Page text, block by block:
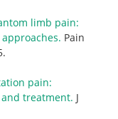
limb pain:
Pain
pain:
treatment. J